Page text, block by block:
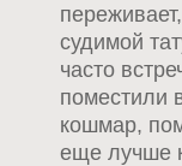
судимой
часто
поместили
кошмар,
еще лучше